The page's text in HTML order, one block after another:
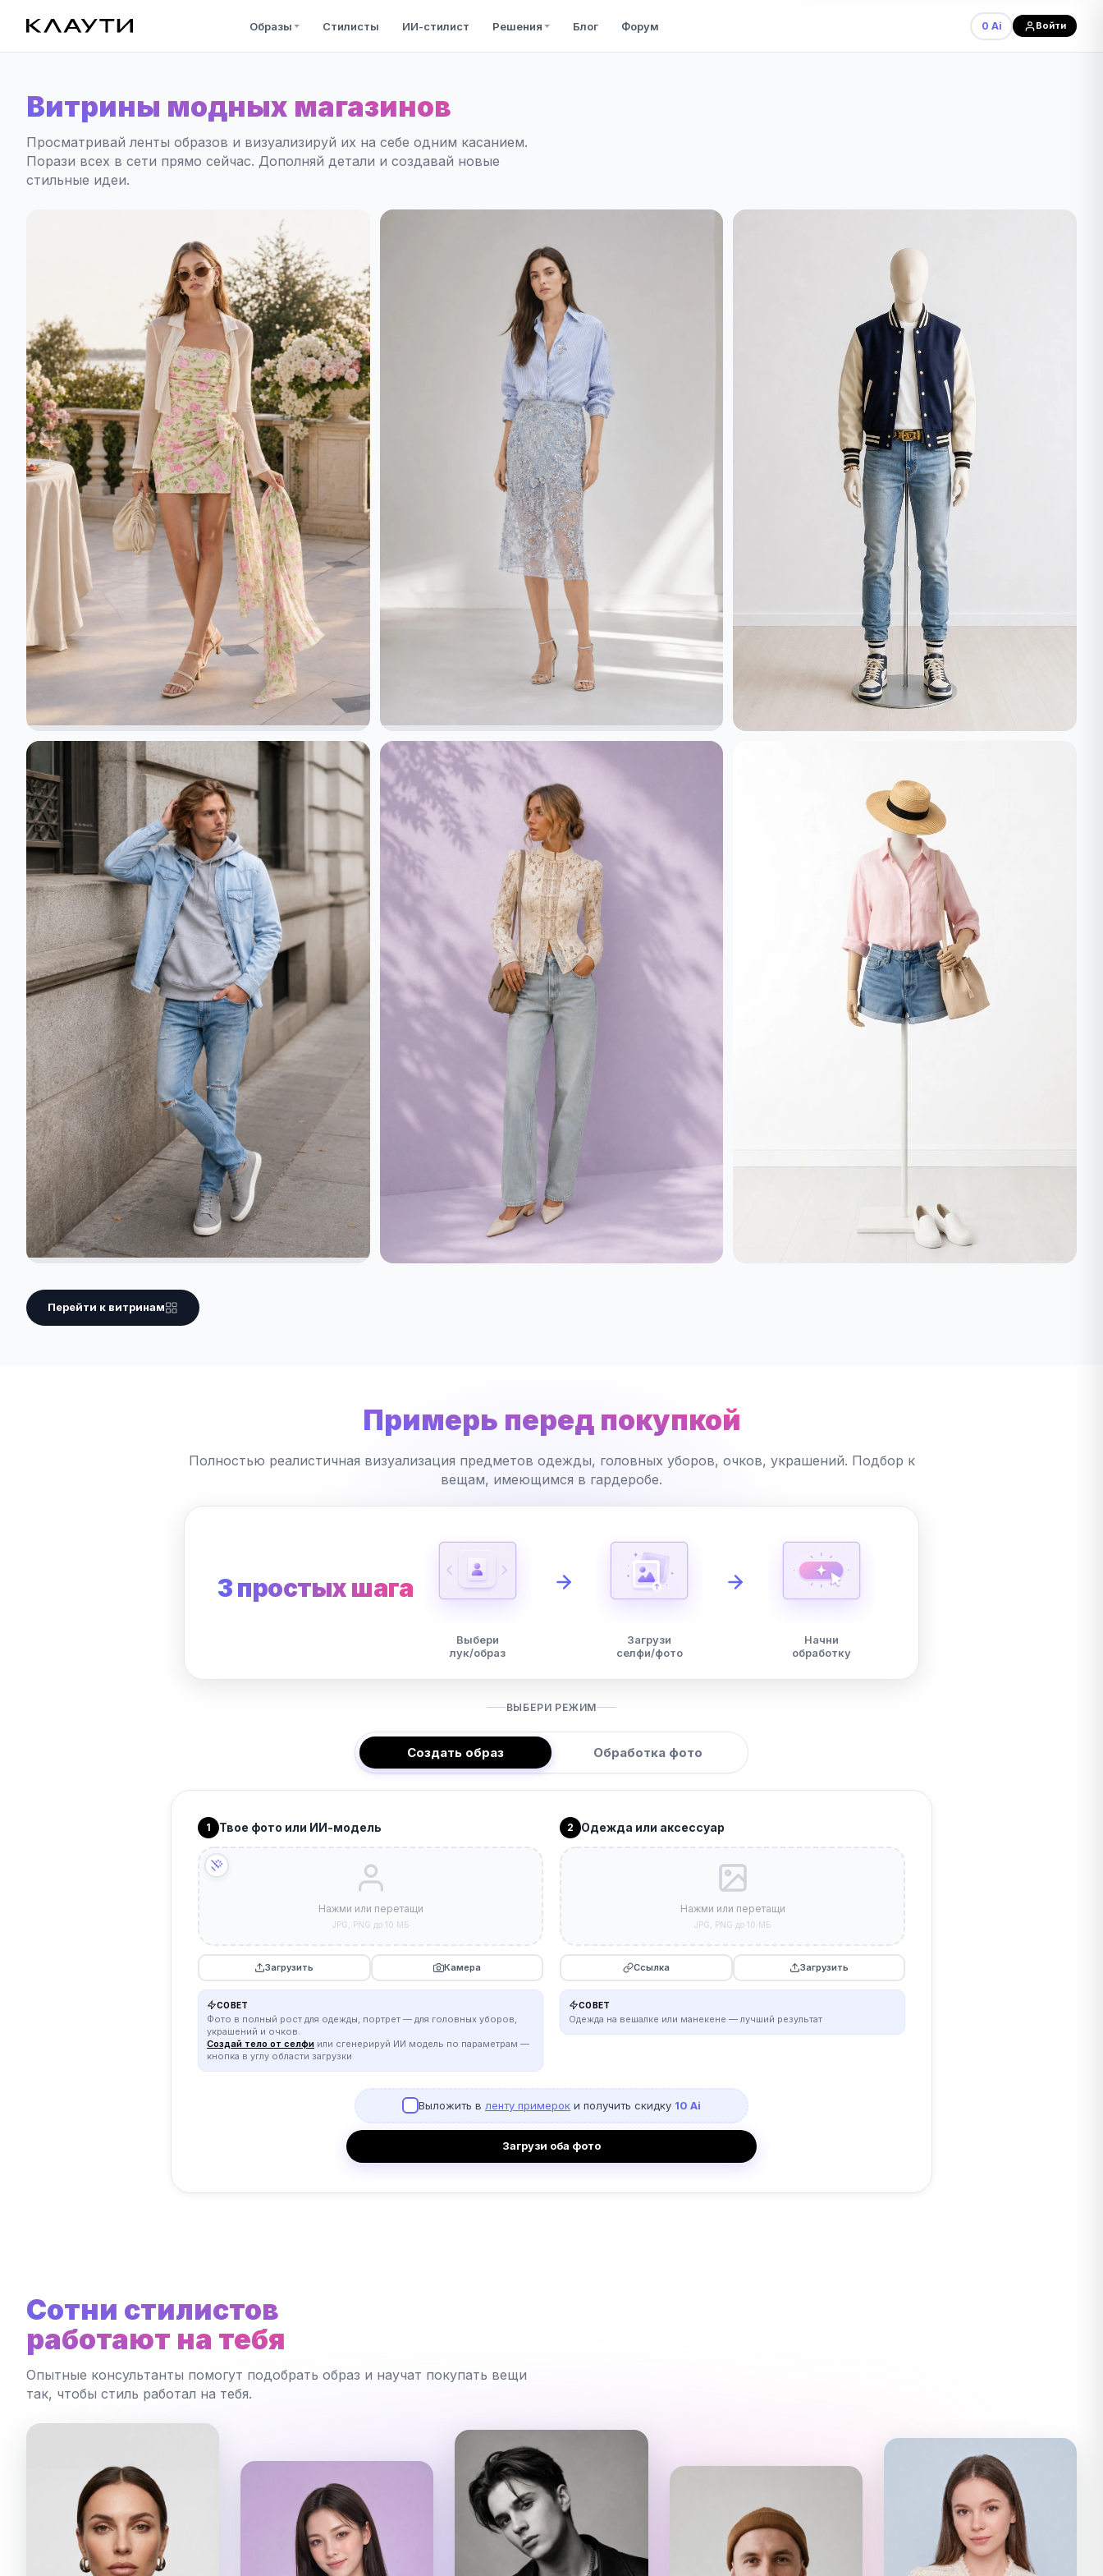
Образы Стилисты ИИ-стилист Решения Блог Форум 0 Ai Войти
Витрины модных магазинов
Просматривай ленты образов и визуализируй их на себе одним касанием.
Порази всех в сети прямо сейчас. Дополняй детали и создавай новые
стильные идеи.
Перейти к витринам
Примерь перед покупкой
Полностью реалистичная визуализация предметов одежды, головных уборов, очков, украшений. Подбор к
вещам, имеющимся в гардеробе.
3 простых шага
Выбери
лук/образ
Загрузи
селфи/фото
Начни
обработку
ВЫБЕРИ РЕЖИМ
Создать образ Обработка фото
1 Твое фото или ИИ-модель
Нажми или перетащи
JPG, PNG до 10 МБ
Загрузить Камера
СОВЕТ
Фото в полный рост для одежды, портрет — для головных уборов,
украшений и очков.
Создай тело от селфи или сгенерируй ИИ модель по параметрам —
кнопка в углу области загрузки
2 Одежда или аксессуар
Нажми или перетащи
JPG, PNG до 10 МБ
Ссылка Загрузить
СОВЕТ
Одежда на вешалке или манекене — лучший результат
Выложить в ленту примерок и получить скидку 10 Ai
Загрузи оба фото
Сотни стилистов
работают на тебя
Опытные консультанты помогут подобрать образ и научат покупать вещи
так, чтобы стиль работал на тебя.